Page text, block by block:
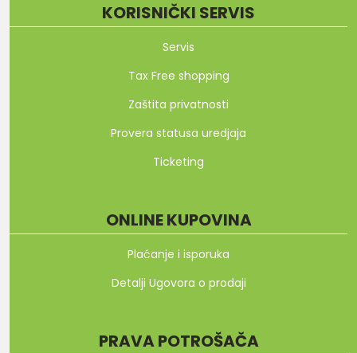
KORISNIČKI SERVIS
Servis
Tax Free shopping
Zaštita privatnosti
Provera statusa uredjaja
Ticketing
ONLINE KUPOVINA
Plaćanje i isporuka
Detalji Ugovora o prodaji
PRAVA POTROŠAČA